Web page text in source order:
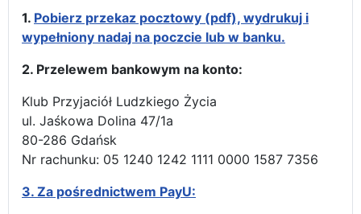
1. Pobierz przekaz pocztowy (pdf), wydrukuj i
wypełniony nadaj na poczcie lub w banku.
2. Przelewem bankowym na konto:
Klub Przyjaciół Ludzkiego Życia
ul. Jaśkowa Dolina 47/1a
80-286 Gdańsk
Nr rachunku: 05 1240 1242 1111 0000 1587 7356
3. Za pośrednictwem PayU: